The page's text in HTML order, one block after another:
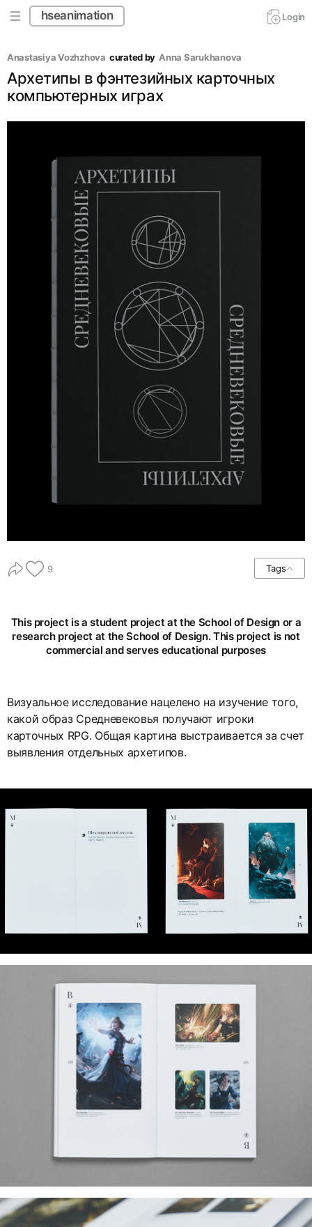
hseanimation Login
Anastasiya Vozhzhova curated by Аnna Sarukhanova
Архетипы в фэнтезийных карточных
компьютерных играх
9 Tags
This project is a student project at the School of Design or a
research project at the School of Design. This project is not
commercial and serves educational purposes
Визуальное исследование нацелено на изучение того,
какой образ Средневековья получают игроки
карточных RPG. Общая картина выстраивается за счет
выявления отдельных архетипов.